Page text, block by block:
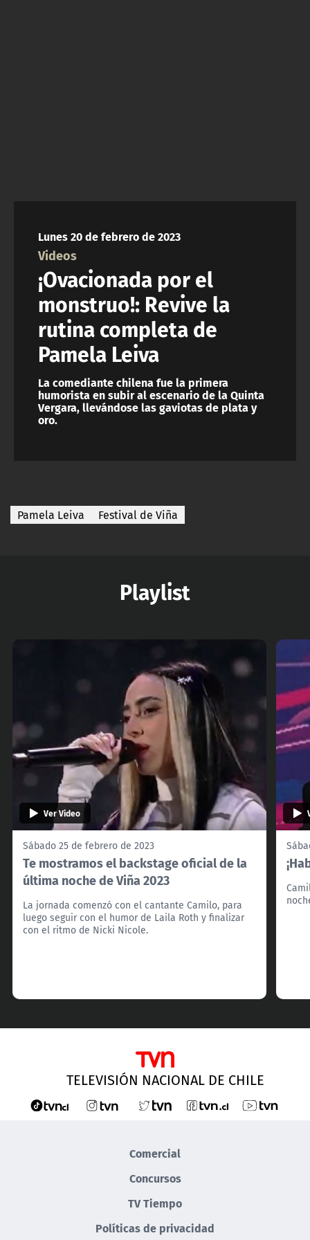
Lunes 20 de febrero de 2023
Videos
¡Ovacionada por el
monstruo!: Revive la
rutina completa de
Pamela Leiva
La comediante chilena fue la primera
humorista en subir al escenario de la Quinta
Vergara, llevándose las gaviotas de plata y
oro.
Pamela Leiva Festival de Viña
Playlist
Ver Video
Sábado 25 de febrero de 2023
Te mostramos el backstage oficial de la
última noche de Viña 2023
La jornada comenzó con el cantante Camilo, para
luego seguir con el humor de Laila Roth y finalizar
con el ritmo de Nicki Nicole.
TELEVISIÓN NACIONAL DE CHILE
Comercial
Concursos
TV Tiempo
Políticas de privacidad